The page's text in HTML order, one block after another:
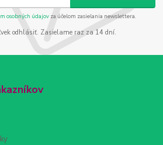
osobných údajov za účelom zasielania newslettera.
odhlásiť. Zasielame raz za 14 dní.